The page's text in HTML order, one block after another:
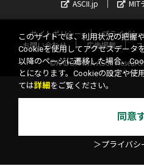
ASCII.jp
MIT
サイトポリシー プライバシ
お問い合わせ
広告掲載
©KADOKAWA ASCII
このサイトでは、利用状況の把握
Cookieを使用してアクセスデータ
以降のページに遷移した場合、
とになります。Cookieの設定や使
ては詳細 をご覧ください。
同意
＞プライバシ